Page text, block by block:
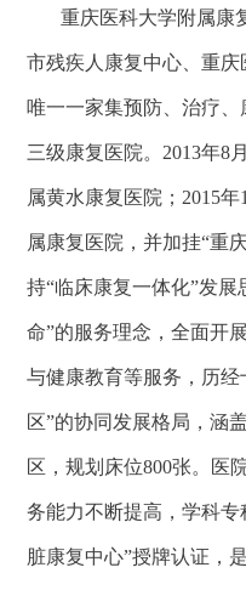
重庆医科大学附属康
市残疾人康复中心、重
唯一一家集预防、治疗
三级康复医院。 2013年8
属黄水康复医院；2015
属康复医院，并加挂“重
持“临床康复一体化”发
命”的服务理念，全面开
与健康教育等服务，历
区”的协同发展格局，涵
区，规划床位800张。医
务能力不断提高，学科
脏康复中心”授牌认证，